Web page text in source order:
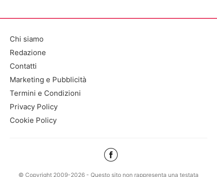
Chi siamo
Redazione
Contatti
Marketing e Pubblicità
Termini e Condizioni
Privacy Policy
Cookie Policy
© Copyright 2009-2026 - Questo sito non rappresenta una testata